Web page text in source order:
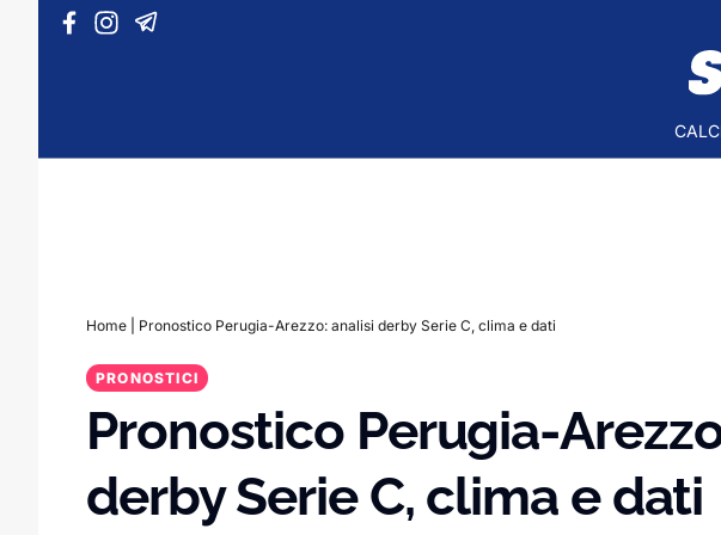
Vai al contenuto
Home Pronostico Perugia-Arezzo: analisi derby Serie C, clima e dati
PRONOSTICI
Pronostico Perugia-
derby Serie C, clima e dati